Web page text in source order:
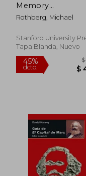
Memory
Remembering the
Holocaust in the
Inglés)
Rothberg, Michael
Stanford University
Tapa Blanda, Nuevo